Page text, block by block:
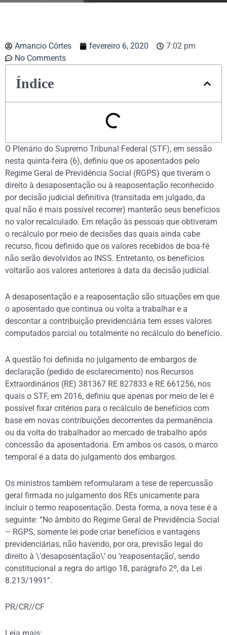
Amancio Côrtes fevereiro 6, 2020
7:02 pm
No Comments
Índice
O Plenário do Supremo Tribunal Federal (STF), em sessão
nesta quinta-feira (6), definiu que os aposentados pelo
Regime Geral de Previdência Social (RGPS) que tiveram o
direito à desaposentação ou à reaposentação reconhecido
por decisão judicial definitiva (transitada em julgado, da
qual não é mais possível recorrer) manterão seus benefícios
no valor recalculado. Em relação às pessoas que obtiveram
o recálculo por meio de decisões das quais ainda cabe
recurso, ficou definido que os valores recebidos de boa-fé
não serão devolvidos ao INSS. Entretanto, os benefícios
voltarão aos valores anteriores à data da decisão judicial.
A desaposentação e a reaposentação são situações em que
o aposentado que continua ou volta a trabalhar e a
descontar a contribuição previdenciária tem esses valores
computados parcial ou totalmente no recálculo do benefício.
A questão foi definida no julgamento de embargos de
declaração (pedido de esclarecimento) nos Recursos
Extraordinários (RE) 381367 RE 827833 e RE 661256, nos
quais o STF, em 2016, definiu que apenas por meio de lei é
possível fixar critérios para o recálculo de benefícios com
base em novas contribuições decorrentes da permanência
ou da volta do trabalhador ao mercado de trabalho após
concessão da aposentadoria. Em ambos os casos, o marco
temporal é a data do julgamento dos embargos.
Os ministros também reformularam a tese de repercussão
geral firmada no julgamento dos REs unicamente para
incluir o termo reaposentação. Desta forma, a nova tese é a
seguinte: “No âmbito do Regime Geral de Previdência Social
– RGPS, somente lei pode criar benefícios e vantagens
previdenciárias, não havendo, por ora, previsão legal do
direito à \’desaposentação\’ ou ‘reaposentação’, sendo
constitucional a regra do artigo 18, parágrafo 2º, da Lei
8.213/1991”.
PR/CR//CF